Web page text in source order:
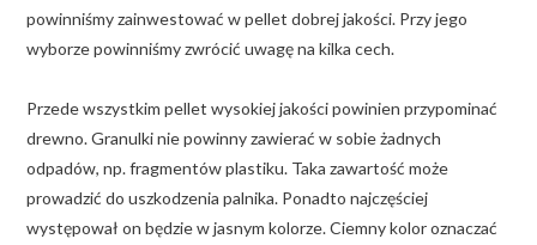
powinniśmy zainwestować w pellet dobrej jakości. Przy jego
wyborze powinniśmy zwrócić uwagę na kilka cech.
Przede wszystkim pellet wysokiej jakości powinien przypominać
drewno. Granulki nie powinny zawierać w sobie żadnych
odpadów, np. fragmentów plastiku. Taka zawartość może
prowadzić do uszkodzenia palnika. Ponadto najczęściej
występował on będzie w jasnym kolorze. Ciemny kolor oznaczać